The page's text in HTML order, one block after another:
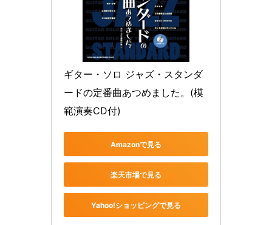
ギター・ソロ ジャズ・スタンダ
ードの定番曲あつめました。(模
範演奏CD付)
Amazonで見る
楽天市場で見る
Yahoo!ショッピングで見る